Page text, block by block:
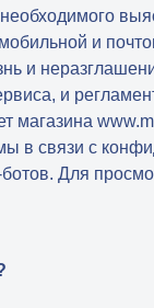
и
и
и
магазина
в связи с
Для